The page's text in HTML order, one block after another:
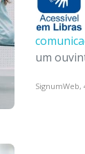
um
SignumWeb,